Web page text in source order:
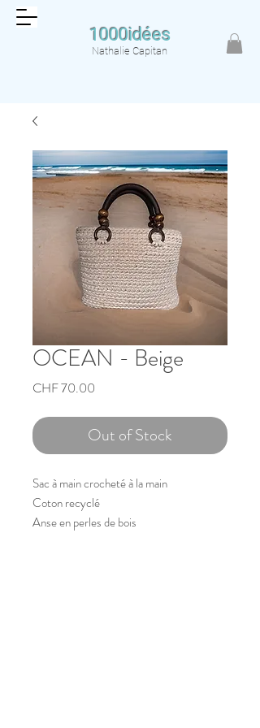
1000idées
Nathalie Capitan
OCEAN - Beige
CHF 70.00
Out of Stock
Sac à main crocheté à la main
Coton recyclé
Anse en perles de bois